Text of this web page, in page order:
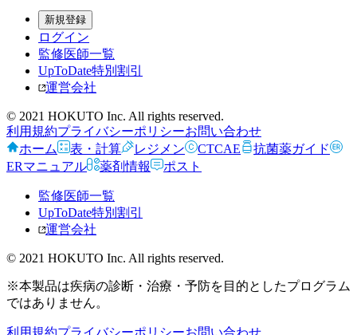
新規登録
ログイン
監修医師一覧
UpToDate特別割引
運営会社
© 2021 HOKUTO Inc. All rights reserved.
利用規約プライバシーポリシーお問い合わせ
ホーム
表・計算 レジメン CTCAE
抗菌薬ガイド
ERマニュアル
薬剤情報 ポスト
監修医師一覧
UpToDate特別割引
運営会社
© 2021 HOKUTO Inc. All rights reserved.
※本製品は疾病の診断・治療・予防を目的としたプログラム
ではありません。